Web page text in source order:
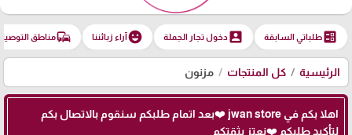
ballotطلباتي السابقة account_boxدخول تجار الجملة emoji_emotionsآراء زبائننا commuteمناطق
الرئيسية كل المنتجات مزنون
اهلا بكم في jwan store ❤️بعد اتمام طلبكم سنقوم بالاتصال بكم
لتأكيد طلبكم ❤️نعتز بثقتكم